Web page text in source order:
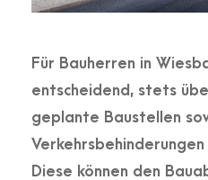
Für Bauherren in
entscheidend, stets
geplante Baustellen
Diese können den